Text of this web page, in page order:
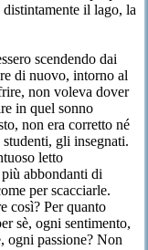
il lago, la
scendendo dai
di nuovo, intorno al
non voleva dover
in quel sonno
non era corretto né
gli insegnati.
letto
abbondanti di
per scacciarle.
così? Per quanto
sè, ogni sentimento,
ogni passione? Non